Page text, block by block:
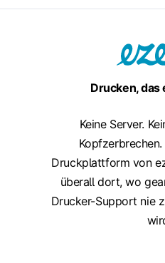
Drucken, das
Keine Server.
Druckplattform von
überall dort, wo
Drucker-Support nie